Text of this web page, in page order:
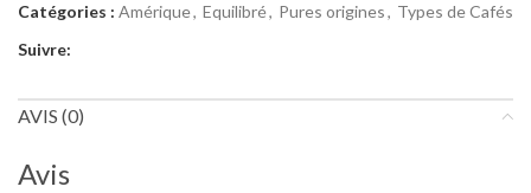
Catégories : Amérique, Equilibré, Pures origines, Types de Cafés
Suivre:
AVIS (0)
Avis